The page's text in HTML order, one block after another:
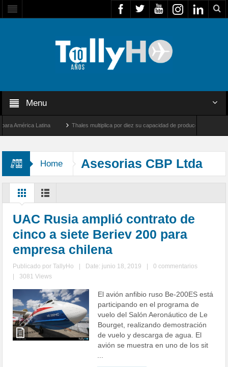
Menu
Latina Thales multiplica por diez su capacidad de producción de radares
Home Asesorias CBP Ltda
UAC Rusia amplió contrato de
cinco a siete Beriev 200 para
empresa chilena
Publicado porTallyHo Date: junio 18, 2019
0 commentarios
3081 Views
El avión anfibio ruso Be-200ES está
participando en el programa de
vuelo del Salón Aeronáutico de Le
Bourget, realizando demostración
de vuelo y descarga de agua. El
avión se muestra en uno de los sit
...